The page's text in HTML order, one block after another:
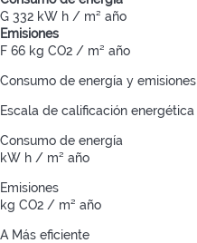
G 332 kW h / m² año
Emisiones
F 66 kg CO2 / m² año
Consumo de energía y emisiones
Escala de calificación energética
Consumo de energía
kW h / m² año
Emisiones
kg CO2 / m² año
A Más eficiente